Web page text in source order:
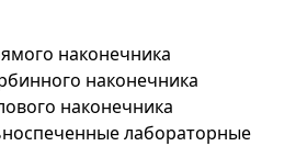
наконечника
наконечника
наконечника
лабораторные